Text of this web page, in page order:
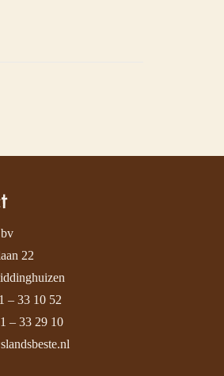
22
– 33 10 52
– 33 29 10